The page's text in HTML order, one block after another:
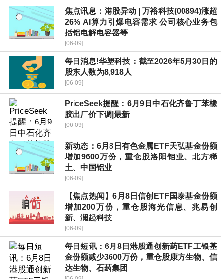
焦点讯息：港股异动 | 万裕科技(00894)涨超
26% AI算力引爆电容需求 公司核心业务包
括铝电解电容器等
[06-09]
每日消息!华塑科技：截至2026年5月30日的
股东人数为8,918人
[06-09]
PriceSeek提醒：6月9日中石化齐鲁丁苯橡
胶出厂价下调|最新
[06-09]
新动态：6月8日有色金属ETF天弘基金份额
增加9600万份，重仓股洛阳钼业、北方稀
土、中国铝业
[06-09]
【焦点热闻】6月8日信创ETF国泰基金份额
增加200万份，重仓股海光信息、兆易创
新、澜起科技
[06-09]
每日短讯：6月8日港股通创新药ETF工银基
金份额减少3600万份，重仓股康方生物、信
达生物、石药集团